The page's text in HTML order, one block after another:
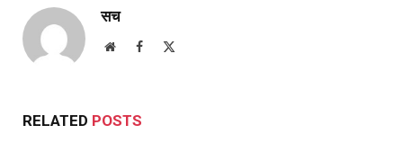
सच
WebsiteFacebook
RELATED POSTS